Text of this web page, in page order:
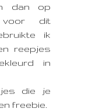
dan op
voor dit
ik
reepjes
in
die je
freebie.